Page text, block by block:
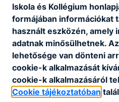
Felelősségtudat,
készség, empatikus
türelmesség, tolerancia,
készség.
A SZAKKÉPZETTSÉGGEL
alapápolási és
Iskola és Kollégium
formájában információkat
használt eszközén, amely
adatnak minősülhetnek.
lehetősége van dönteni
cookie-k alkalmazását
cookie-k alkalmazásáról
Cookie tájékoztatóban